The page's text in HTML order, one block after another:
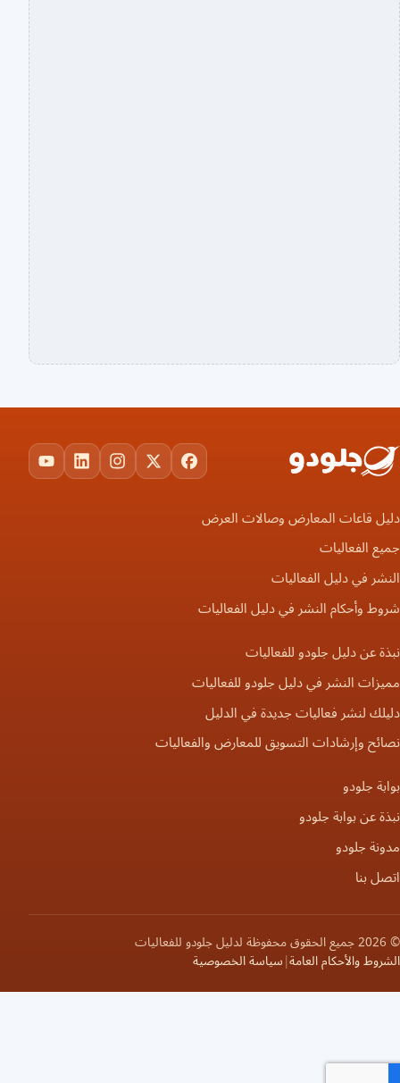
Facebook
X
Instagram
LinkedIn
YouTube
قاعات المعارض وصالات العرض
الفعاليات
في دليل الفعاليات
وأحكام النشر في دليل الفعاليات
عن دليل جلودو للفعاليات
النشر في دليل جلودو للفعاليات
لنشر فعاليات جديدة في الدليل
وإرشادات التسويق للمعارض والفعاليات
جلودو
عن بوابة جلودو
جلودو
بنا
والأحكام العامة|سياسة الخصوصية